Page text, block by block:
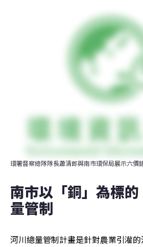
環署督察總隊隊長蕭清郎與南市環保局展示六價
南市以「銅」為標的
量管制
河川總量管制計畫是針對農業引灌